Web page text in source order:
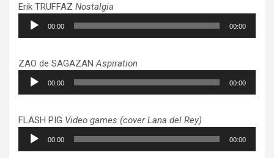
Erik TRUFFAZ Nostalgia
Lecteur
audio
00:00 00:00
ZAO de SAGAZAN Aspiration
Lecteur
audio
00:00 00:00
FLASH PIG Video games (cover Lana del Rey)
Lecteur
audio
00:00 00:00